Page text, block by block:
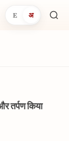
E अ
तर्पण किया